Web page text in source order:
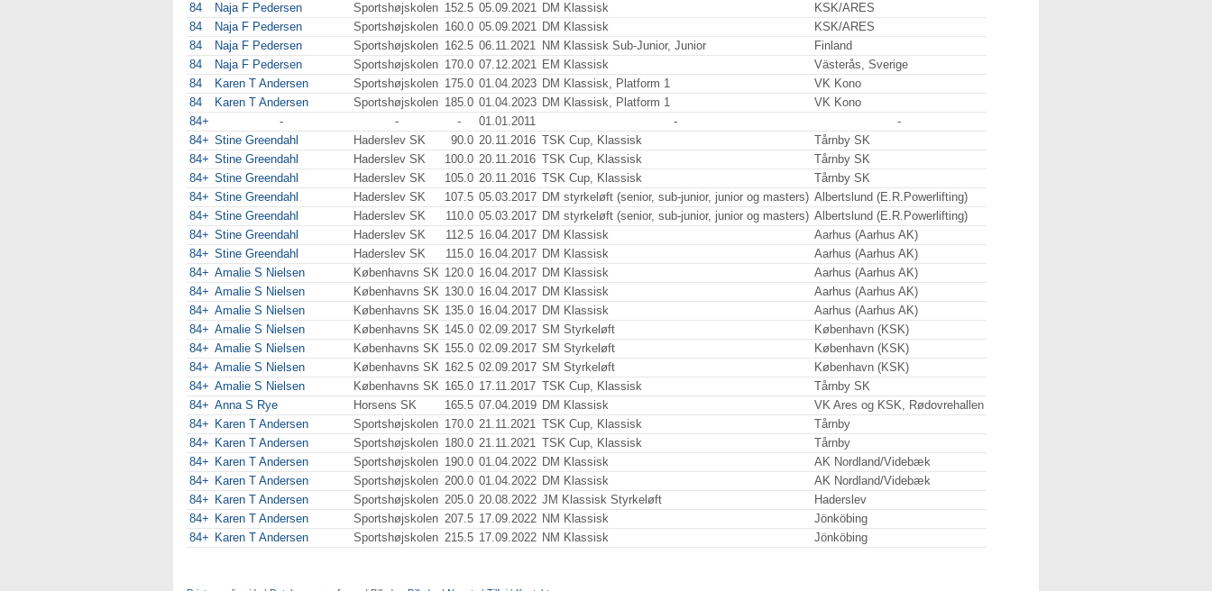
84
Naja F Pedersen Sportshøjskolen 152.5 05.09.2021 DM Klassisk
KSK/ARES
84
Naja F Pedersen Sportshøjskolen 160.0 05.09.2021 DM Klassisk
KSK/ARES
84
Naja F Pedersen Sportshøjskolen 162.5 06.11.2021 NM Klassisk Sub-Junior, Junior
Finland
84
Naja F Pedersen Sportshøjskolen 170.0 07.12.2021 EM Klassisk
Västerås, Sverige
84
Karen T Andersen Sportshøjskolen 175.0 01.04.2023 DM Klassisk, Platform 1
VK Kono
84
Karen T Andersen Sportshøjskolen 185.0 01.04.2023 DM Klassisk, Platform 1
VK Kono
84+
- - - 01.01.2011 -
-
84+ Stine Greendahl Haderslev SK 90.0 20.11.2016 TSK Cup, Klassisk
Tårnby SK
84+ Stine Greendahl Haderslev SK 100.0 20.11.2016 TSK Cup, Klassisk
Tårnby SK
84+ Stine Greendahl Haderslev SK 105.0 20.11.2016 TSK Cup, Klassisk
Tårnby SK
84+ Stine Greendahl Haderslev SK 107.5 05.03.2017 DM styrkeløft (senior, sub-junior, junior og masters) Albertslund (E.R.Powerlifting)
84+ Stine Greendahl Haderslev SK 110.0 05.03.2017 DM styrkeløft (senior, sub-junior, junior og masters) Albertslund (E.R.Powerlifting)
84+ Stine Greendahl Haderslev SK 112.5 16.04.2017 DM Klassisk
Aarhus (Aarhus AK)
84+ Stine Greendahl Haderslev SK 115.0 16.04.2017 DM Klassisk
Aarhus (Aarhus AK)
84+ Amalie S Nielsen Københavns SK 120.0 16.04.2017 DM Klassisk
Aarhus (Aarhus AK)
84+ Amalie S Nielsen Københavns SK 130.0 16.04.2017 DM Klassisk
Aarhus (Aarhus AK)
84+ Amalie S Nielsen Københavns SK 135.0 16.04.2017 DM Klassisk
Aarhus (Aarhus AK)
84+ Amalie S Nielsen Københavns SK 145.0 02.09.2017 SM Styrkeløft
København (KSK)
84+ Amalie S Nielsen Københavns SK 155.0 02.09.2017 SM Styrkeløft
København (KSK)
84+ Amalie S Nielsen Københavns SK 162.5 02.09.2017 SM Styrkeløft
København (KSK)
84+ Amalie S Nielsen Københavns SK 165.0 17.11.2017 TSK Cup, Klassisk
Tårnby SK
84+ Anna S Rye Horsens SK 165.5 07.04.2019 DM Klassisk
VK Ares og KSK, Rødovrehallen
84+ Karen T Andersen Sportshøjskolen 170.0 21.11.2021 TSK Cup, Klassisk
Tårnby
84+ Karen T Andersen Sportshøjskolen 180.0 21.11.2021 TSK Cup, Klassisk
Tårnby
84+ Karen T Andersen Sportshøjskolen 190.0 01.04.2022 DM Klassisk
AK Nordland/Videbæk
84+ Karen T Andersen Sportshøjskolen 200.0 01.04.2022 DM Klassisk
AK Nordland/Videbæk
84+ Karen T Andersen Sportshøjskolen 205.0 20.08.2022 JM Klassisk Styrkeløft
Haderslev
84+ Karen T Andersen Sportshøjskolen 207.5 17.09.2022 NM Klassisk
Jönköbing
84+ Karen T Andersen Sportshøjskolen 215.5 17.09.2022 NM Klassisk Jönköbing